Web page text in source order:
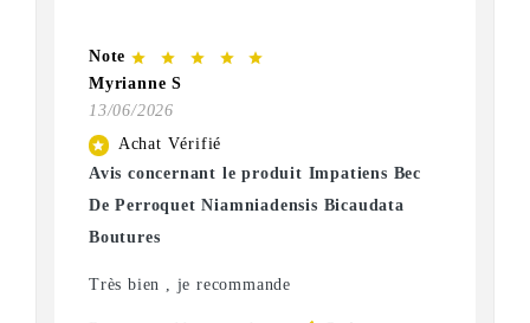
Note star star star star star
Myrianne S
13/06/2026
star
Achat Vérifié
Avis concernant le produit Impatiens Bec
De Perroquet Niamniadensis Bicaudata
Boutures
Très bien , je recommande